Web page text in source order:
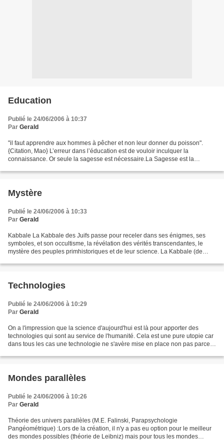
Education
Publié le 24/06/2006 à 10:37
Par Gerald
"il faut apprendre aux hommes à pêcher et non leur donner du poisson".
{Citation, Mao} L’erreur dans l’éducation est de vouloir inculquer la
connaissance. Or seule la sagesse est nécessaire.La Sagesse est la
Mystère
Publié le 24/06/2006 à 10:33
Par Gerald
Kabbale La Kabbale des Juifs passe pour receler dans ses énigmes, ses
symboles, et son occultisme, la révélation des vérités transcendantes, le
mystère des peuples primhistoriques et de leur science. La Kabbale (de
Technologies
Publié le 24/06/2006 à 10:29
Par Gerald
On a l'impression que la science d'aujourd'hui est là pour apporter des
technologies qui sont au service de l'humanité. Cela est une pure utopie car
dans tous les cas une technologie ne s'avère mise en place non pas parce
Mondes parallèles
Publié le 24/06/2006 à 10:26
Par Gerald
Théorie des univers parallèles (M.E. Falinski, Parapsychologie
Pangéométrique) :Lors de la création, il n'y a pas eu option pour le meilleur
des mondes possibles (théorie de Leibniz) mais pour tous les mondes